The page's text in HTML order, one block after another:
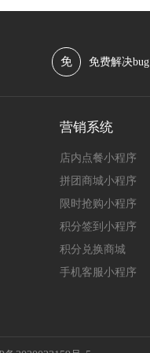
免 免费解决bug
营销系统
店内点餐小程序
拼团商城小程序
限时抢购小程序
积分签到小程序
积分兑换商城
手机客服小程序